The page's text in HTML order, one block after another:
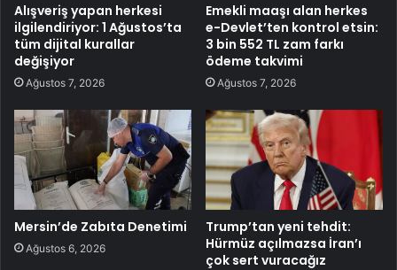
Alışveriş yapan herkesi
ilgilendiriyor: 1 Ağustos’ta
tüm dijital kurallar
değişiyor
Ağustos 7, 2026
Emekli maaşı alan herkes
e-Devlet’ten kontrol etsin:
3 bin 552 TL zam farkı
ödeme takvimi
Ağustos 7, 2026
Mersin’de Zabıta Denetimi
Ağustos 6, 2026
Trump’tan yeni tehdit:
Hürmüz açılmazsa İran’ı
çok sert vuracağız